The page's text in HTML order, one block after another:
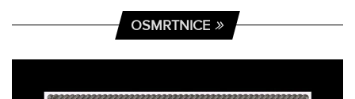
OSMRTNICE